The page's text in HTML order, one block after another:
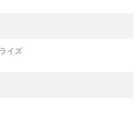
イズ